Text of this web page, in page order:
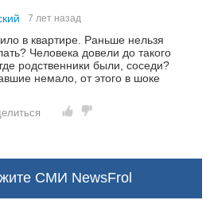
7 лет назад
в квартире. Раньше нельзя
Человека довели до такого
родственники были, соседи?
немало, от этого в шоке
СМИ NewsFrol